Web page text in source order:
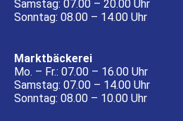
Samstag: 07.00 – 20.00 Uhr
Sonntag: 08.00 – 14.00 Uhr
Marktbäckerei
Mo. – Fr.: 07.00 – 16.00 Uhr
Samstag: 07.00 – 14.00 Uhr
Sonntag: 08.00 – 10.00 Uhr